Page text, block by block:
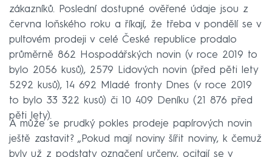
zákazníků. Poslední dostupné ověřené údaje jsou z
června loňského roku a říkají, že třeba v pondělí se v
pultovém prodeji v celé České republice prodalo
průměrně 862 Hospodářských novin (v roce 2019 to
bylo 2056 kusů), 2579 Lidových novin (před pěti lety
5292 kusů), 14 692 Mladé fronty Dnes (v roce 2019
to bylo 33 322 kusů) či 10 409 Deníku (21 876 před
pěti lety).
A může se prudký pokles prodeje papírových novin
ještě zastavit? „Pokud mají noviny šířit noviny, k čemuž
byly už z podstaty označení určeny, ocitají se v